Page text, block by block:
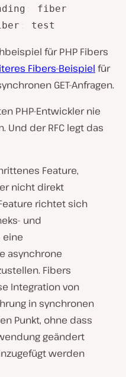
fiber
test
für PHP Fibers
Fibers-Beispiel für
GET-Anfragen.
PHP-Entwickler nie
Und der RFC legt das
Feature,
nicht direkt
richtet sich
und
eine
asynchrone
Fibers
Integration von
in synchronen
Punkt, ohne dass
geändert
werden